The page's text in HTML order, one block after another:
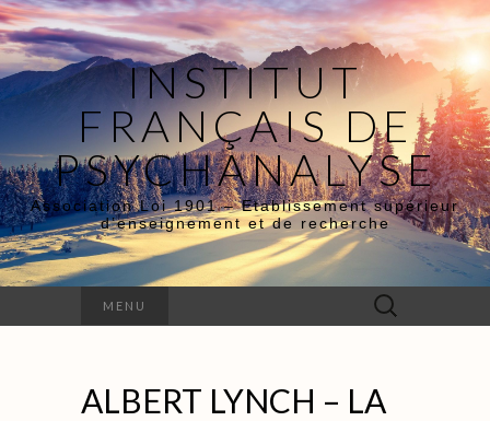
INSTITUT
FRANÇAIS DE
PSYCHANALYSE
Association Loi 1901 – Etablissement supérieur
d’enseignement et de recherche
MENU Rechercher :
ALBERT LYNCH – LA